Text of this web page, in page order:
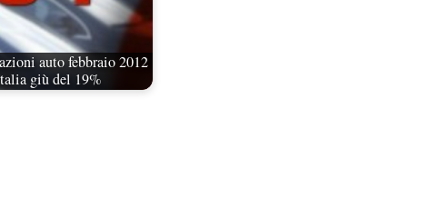
auto febbraio 2012
giù del 19%